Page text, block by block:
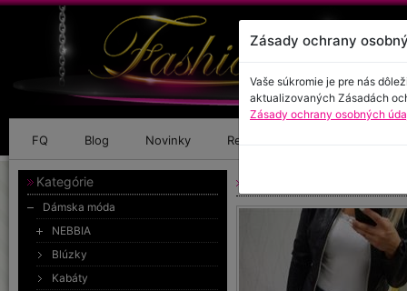
FQ Blog Novinky Referencie
Kategórie
Dámska móda
NEBBIA
Blúzky
Kabáty
Zásady ochrany
Vaše súkromie je pre nás
aktualizovaných Zásadách
Zásady ochrany osobných